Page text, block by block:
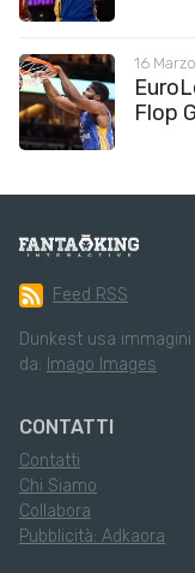
16
Flop
Feed RSS
Dunkest usa
da: Imago Images
CONTATTI
Contatti
Chi Siamo
Collabora
Pubblicità: Adkaora